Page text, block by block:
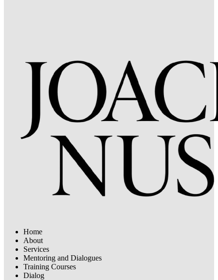
Home
About
Services
Mentoring and Dialogues
Training Courses
Dialog